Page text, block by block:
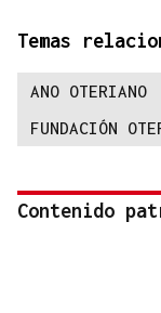
Temas
ANO OTERIANO
FUNDACIÓN
Contenido